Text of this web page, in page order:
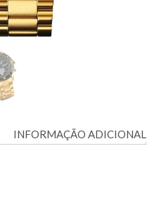
INFORMAÇÃO ADICIONAL